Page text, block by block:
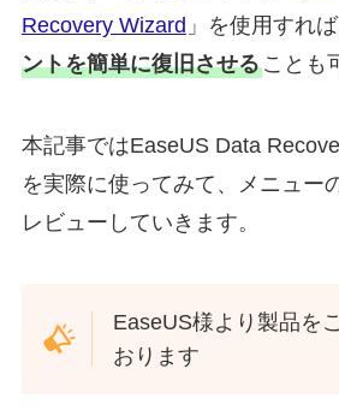
Recovery Wizard 」を使用すれば
ントを簡単に復旧させることも
本記事ではEaseUS Data
を実際に使ってみて、メニュー
レビューしていきます。
EaseUS様より製品を
おります